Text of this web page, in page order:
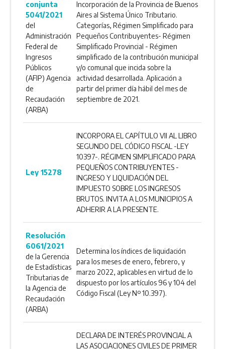
conjunta
5041/2021
del
Administración
Federal de
Ingresos
Públicos
(AFIP) Agencia
de
Recaudación
(ARBA)
Incorporación de la Provincia de Buenos
Aires al Sistema Único Tributario.
Categorías, Régimen Simplificado para
Pequeños Contribuyentes- Régimen
Simplificado Provincial - Régimen
simplificado de la contribución municipal
y/o comunal que incida sobre la
actividad desarrollada. Aplicación a
partir del primer día hábil del mes de
septiembre de 2021.
Ley 15278
INCORPORA EL CAPÍTULO VII AL LIBRO
SEGUNDO DEL CÓDIGO FISCAL -LEY
10397-. RÉGIMEN SIMPLIFICADO PARA
PEQUEÑOS CONTRIBUYENTES -
INGRESO Y LIQUIDACIÓN DEL
IMPUESTO SOBRE LOS INGRESOS
BRUTOS. INVITA A LOS MUNICIPIOS A
ADHERIR A LA PRESENTE.
Resolución
6061/2021
de la Gerencia
de Estadísticas
Tributarias de
la Agencia de
Recaudación
(ARBA)
Determina los índices de liquidación
para los meses de enero, febrero, y
marzo 2022, aplicables en virtud de lo
dispuesto por los artículos 96 y 104 del
Código Fiscal (Ley Nº 10.397).
DECLARA DE INTERÉS PROVINCIAL A
LAS ASOCIACIONES CIVILES DE PRIMER